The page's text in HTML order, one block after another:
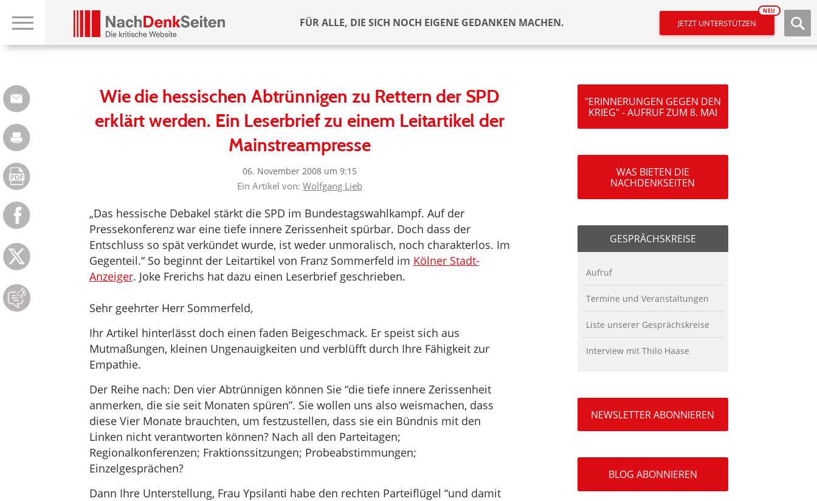
FÜR ALLE, DIE SICH NOCH EIGENE GEDANKEN MACHEN. JETZT UNTERSTÜTZEN
NEU
Wie die hessischen Abtrünnigen zu Rettern der SPD
erklärt werden. Ein Leserbrief zu einem Leitartikel der
Mainstreampresse
06. November 2008 um 9:15
Ein Artikel von: Wolfgang Lieb
„Das hessische Debakel stärkt die SPD im Bundestagswahlkampf. Auf der
Pressekonferenz war eine tiefe innere Zerissenheit spürbar. Doch dass der
Entschluss so spät verkündet wurde, ist weder unmoralisch, noch charakterlos. Im
Gegenteil.“ So beginnt der Leitartikel von Franz Sommerfeld im Kölner Stadt-
Anzeiger. Joke Frerichs hat dazu einen Leserbrief geschrieben.
Sehr geehrter Herr Sommerfeld,
Ihr Artikel hinterlässt doch einen faden Beigeschmack. Er speist sich aus
Mutmaßungen, kleinen Ungenauigkeiten und verblüfft durch Ihre Fähigkeit zur
Empathie.
Der Reihe nach: Den vier Abtrünnigen können Sie “die tiefe innere Zerissenheit
anmerken, die sie seit Monaten spüren”. Sie wollen uns also weismachen, dass
diese Vier Monate brauchten, um festzustellen, dass sie ein Bündnis mit den
Linken nicht verantworten können? Nach all den Parteitagen;
Regionalkonferenzen; Fraktionssitzungen; Probeabstimmungen;
Einzelgesprächen?
Dann Ihre Unterstellung, Frau Ypsilanti habe den rechten Parteiflügel “und damit
"ERINNERUNGEN GEGEN DEN
KRIEG" - AUFRUF ZUM 8. MAI
WAS BIETEN DIE
NACHDENKSEITEN
GESPRÄCHSKREISE
Aufruf
Termine und Veranstaltungen
Liste unserer Gesprächskreise
Interview mit Thilo Haase
NEWSLETTER ABONNIEREN
BLOG ABONNIEREN